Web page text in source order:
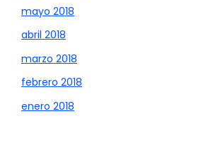
mayo 2018
abril 2018
marzo 2018
febrero 2018
enero 2018